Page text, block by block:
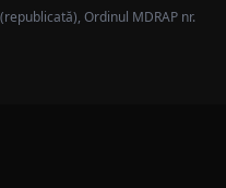
Ordinul MDRAP nr.